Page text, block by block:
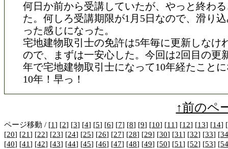
何日か前から受講していたが、やっと終わ
た。何しろ受講期限が1月5日なので、滑り
った感じになった。
宅地建物取引士の免許は5年毎に更新しなけ
ので、まずは一安心した。今回は2回目の更
年で宅地建物取引士になって10年経たこと
10年！早っ！
↑前のペ
ページ移動 / [1] [2] [3] [4] [5] [6] [7] [8] [9] [10] [11] [12] [13] [14] [
[20] [21] [22] [23] [24] [25] [26] [27] [28] [29] [30] [31] [32] [33] [34
[40] [41] [42] [43] [44] [45] [46] [47] [48] [49] [50] [51] [52] [53] [54